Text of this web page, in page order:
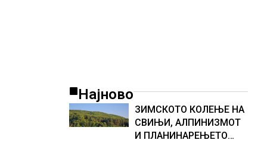
Најново
ЗИМСКОТО КОЛЕЊЕ НА
СВИЊИ, АЛПИНИЗМОТ
И ПЛАНИНАРЕЊЕТО